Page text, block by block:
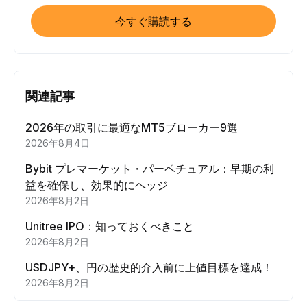
今すぐ購読する
関連記事
2026年の取引に最適なMT5ブローカー9選
2026年8月4日
Bybit プレマーケット・パーペチュアル：早期の利
益を確保し、効果的にヘッジ
2026年8月2日
Unitree IPO：知っておくべきこと
2026年8月2日
USDJPY+、円の歴史的介入前に上値目標を達成！
2026年8月2日